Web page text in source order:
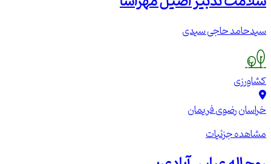
سیدحامد حاجی سیدی
کشاورزی
خراسان رضویفریمان
مشاهده جزئیات